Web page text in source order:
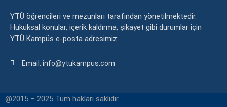
YTÜ öğrencileri ve mezunları tarafından yönetilmektedir.
Hukuksal konular, içerik kaldırma, şikayet gibi durumlar için
YTÜ Kampüs e-posta adresimiz:
Email: info@ytukampus.com
@2015 – 2025 Tüm hakları saklıdır.